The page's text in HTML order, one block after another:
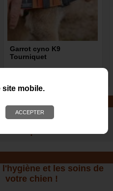
mobile.
Garrot cyno K9
Tourniquet
nouveautés pour
!
l'hygiène et les soins de
votre chien !